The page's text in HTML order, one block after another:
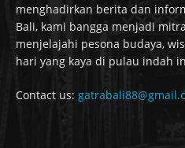
menghadirkan berita dan
Bali, kami bangga menjadi
menjelajahi pesona budaya,
hari yang kaya di pulau indah
Contact us: